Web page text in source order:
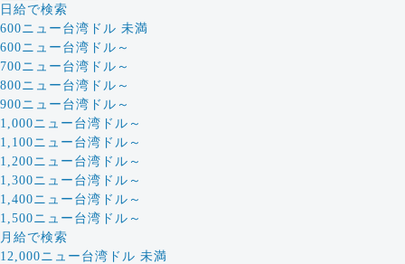
日給で検索
600ニュー台湾ドル 未満
600ニュー台湾ドル～
700ニュー台湾ドル～
800ニュー台湾ドル～
900ニュー台湾ドル～
1,000ニュー台湾ドル～
1,100ニュー台湾ドル～
1,200ニュー台湾ドル～
1,300ニュー台湾ドル～
1,400ニュー台湾ドル～
1,500ニュー台湾ドル～
月給で検索
12,000ニュー台湾ドル 未満